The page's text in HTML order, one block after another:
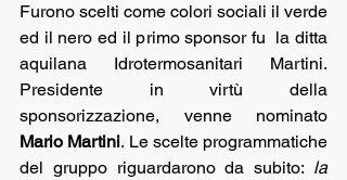
Furono scelti come colori sociali il verde
ed il nero ed il primo sponsor fu  la ditta
aquilana Idrotermosanitari Martini.
Presidente in virtù della
Mario Martini. Le scelte programmatiche
del gruppo riguardarono da subito: la